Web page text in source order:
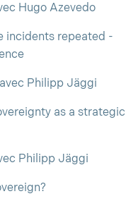
Hugo Azevedo
incidents repeated -
Philipp Jäggi
as a strategic
Philipp Jäggi